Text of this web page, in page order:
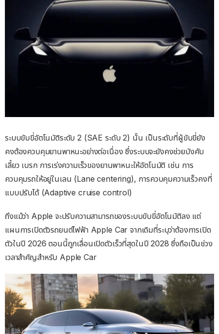
ระบบขับขี่อัตโนมัติระดับ 2 (SAE ระดับ 2) นั้น เป็นระดับที่ผู้ขับขี่ยัง
คงต้องควบคุมยานพาหนะอย่างต่อเนื่อง ซึ่งระบบจะยังคงช่วยบังคับ
เลี้ยว เบรก การเร่งความเร็วของยานพาหนะให้อัตโนมัติ เช่น การ
ควบคุมรถให้อยู่ในเลน (Lane centering), การควบคุมความเร็วคงที่
แบบปรับได้ (Adaptive cruise control)
ถึงแม้ว่า Apple จะปรับความสามารถของระบบขับขี่อัตโนมัติลง แต่
แผนการเปิดตัวรถยนต์ไฟฟ้า Apple Car จากเดิมที่ระบุว่าต้องการเปิด
ตัวในปี 2026 ตอนนี้ถูกเลื่อนเปิดตัวเร็วที่สุดในปี 2028 ซึ่งถือเป็นช่วง
เวลาสำคัญสำหรับ Apple Car